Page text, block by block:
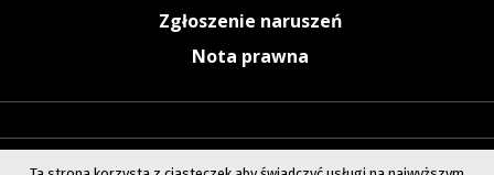
Zgłoszenie naruszeń
Nota prawna